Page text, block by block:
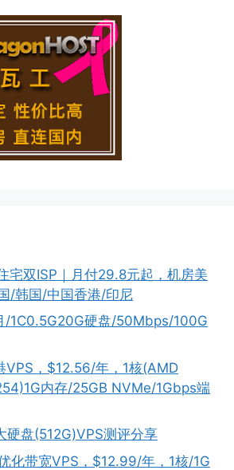
宅双ISP｜月付29.8元起，机房美
/韩国/中国香港/印尼
/1C0.5G20G硬盘/50Mbps/100G
VPS，$12.56/年，1核(AMD
内存/25GB NVMe/1Gbps端
硬盘(512G)VPS测评分享
化带宽VPS，$12.99/年，1核/1G